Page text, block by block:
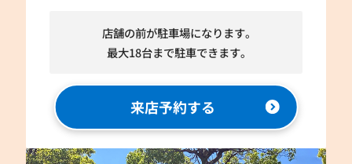
店舗の前が駐車場になります。
最大18台まで駐車できます。
来店予約する